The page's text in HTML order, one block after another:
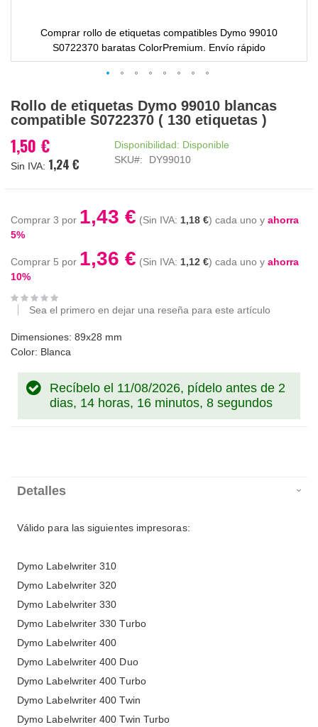
Comprar rollo de etiquetas compatibles Dymo 99010
S0722370 baratas ColorPremium. Envío rápido
al
comienzo
la
galería
Rollo de etiquetas Dymo 99010 blancas
compatible S0722370 ( 130 etiquetas )
1,50 €
1,24 €
Disponibilidad: Disponible
SKU
DY99010
Comprar 3 por 1,43 € 1,18 € cada uno y ahorra
5%
Comprar 5 por 1,36 € 1,12 € cada uno y ahorra
10%
Sea el primero en dejar una reseña para este artículo
Dimensiones: 89x28 mm
Color: Blanca
Recíbelo el 11/08/2026, pídelo antes de 2
dias, 14 horas, 16 minutos, 7 segundos
Detalles
Válido para las siguientes impresoras:
Dymo Labelwriter 310
Dymo Labelwriter 320
Dymo Labelwriter 330
Dymo Labelwriter 330 Turbo
Dymo Labelwriter 400
Dymo Labelwriter 400 Duo
Dymo Labelwriter 400 Turbo
Dymo Labelwriter 400 Twin
Dymo Labelwriter 400 Twin Turbo